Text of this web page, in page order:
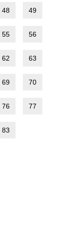
48 49
55 56
62 63
69 70
76 77
83